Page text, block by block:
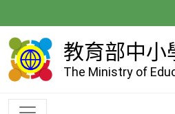
到
主
內
教育部中小
The Ministry of